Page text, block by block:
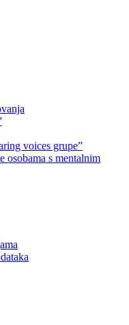
voices grupe”
osobama s mentalnim